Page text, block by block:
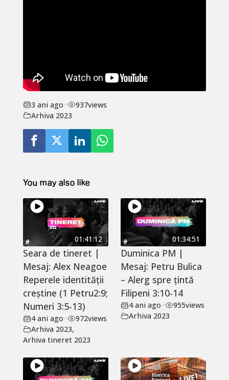
3 ani ago• 937views
Arhiva 2023
You may also like
01:41:12
Seara de tineret |
Mesaj: Alex Neagoe
Reperele identității
creștine (1 Petru2:9;
Numeri 3:5-13)
4 ani ago• 972views
Arhiva 2023,
Arhiva tineret 2023
01:34:51
Duminica PM |
Mesaj: Petru Bulica
– Alerg spre țintă
Filipeni 3:10-14
4 ani ago • 955views
Arhiva 2023